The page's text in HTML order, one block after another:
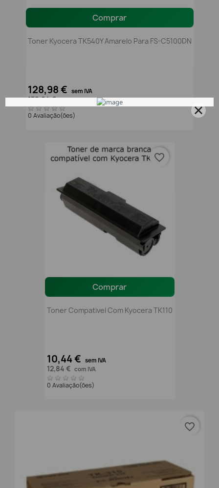
Comprar
Toner Kyocera TK540Y Amarelo Para FS-C5100DN
128,98 € sem IVA
158,64 € com IVA
0 Avaliação(ões)
Comprar
Toner Compativel Com Kyocera TK110
10,44 € sem IVA
12,84 € com IVA
0 Avaliação(ões)
favorite_border
favorite_border